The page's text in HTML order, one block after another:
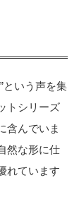
という声を集
トシリーズ
含んでいま
然な形に仕
れています